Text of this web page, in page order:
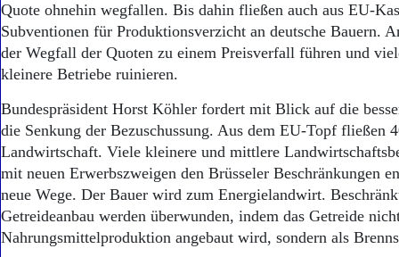
Quote ohnehin wegfallen. Bis dahin fließen auch aus EU-
Subventionen für Produktionsverzicht an deutsche Bauern.
der Wegfall der Quoten zu einem Preisverfall führen und
kleinere Betriebe ruinieren.
Bundespräsident Horst Köhler fordert mit Blick auf die
die Senkung der Bezuschussung. Aus dem EU-Topf fließen
Landwirtschaft. Viele kleinere und mittlere
mit neuen Erwerbszweigen den Brüsseler Beschränkungen
neue Wege. Der Bauer wird zum Energielandwirt.
Getreideanbau werden überwunden, indem das Getreide
Nahrungsmittelproduktion angebaut wird, sondern als